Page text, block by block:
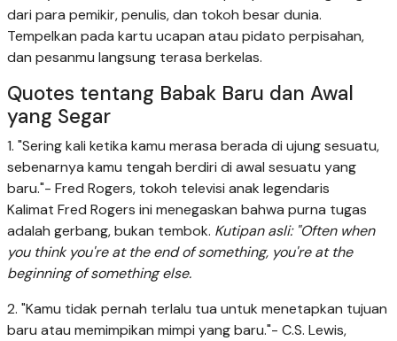
dari para pemikir, penulis, dan tokoh besar dunia.
Tempelkan pada kartu ucapan atau pidato perpisahan,
dan pesanmu langsung terasa berkelas.
Quotes tentang Babak Baru dan Awal
yang Segar
1. "Sering kali ketika kamu merasa berada di ujung sesuatu,
sebenarnya kamu tengah berdiri di awal sesuatu yang
baru."- Fred Rogers, tokoh televisi anak legendaris
Kalimat Fred Rogers ini menegaskan bahwa purna tugas
adalah gerbang, bukan tembok. Kutipan asli: "Often when
you think you're at the end of something, you're at the
beginning of something else.
2. "Kamu tidak pernah terlalu tua untuk menetapkan tujuan
baru atau memimpikan mimpi yang baru."- C.S. Lewis,